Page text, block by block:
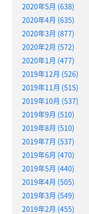
2020年5月 (638)
2020年4月 (635)
2020年3月 (877)
2020年2月 (572)
2020年1月 (477)
2019年12月 (526)
2019年11月 (515)
2019年10月 (537)
2019年9月 (510)
2019年8月 (510)
2019年7月 (537)
2019年6月 (470)
2019年5月 (440)
2019年4月 (505)
2019年3月 (549)
2019年2月 (455)